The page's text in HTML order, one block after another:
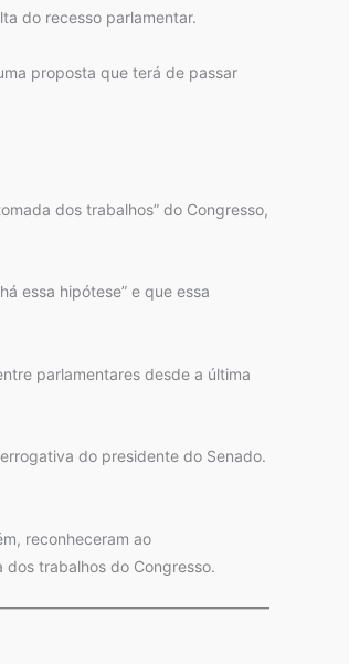
do recesso parlamentar.
proposta que terá de passar
dos trabalhos” do Congresso,
essa hipótese” e que essa
parlamentares desde a última
do presidente do Senado.
reconheceram ao
trabalhos do Congresso.